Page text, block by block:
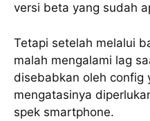
versi beta yang sudah
Tetapi setelah melalui
malah mengalami lag
disebabkan oleh config
mengatasinya
spek smartphone.